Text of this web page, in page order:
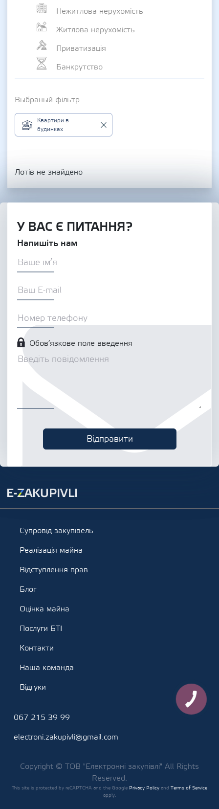
Нежитлова нерухомість
Житлова нерухомість
Приватизація
Банкрутство
Выбраный фільтр
Квартири в
будинках
Лотів не знайдено
У ВАС Є ПИТАННЯ?
Напишіть нам
Обов’язкове поле введення
Супровід закупівель
Реалізація майна
Відступлення прав
Блог
Оцінка майна
Послуги БТІ
Контакти
Наша команда
Відгуки
067 215 39 99
electroni.zakupivli@gmail.com
Copyright © ТОВ "Електронні закупівлі" All Rights
Reserved.
This site is protected by reCAPTCHA and the Google Privacy Policy and Terms of Service
apply.